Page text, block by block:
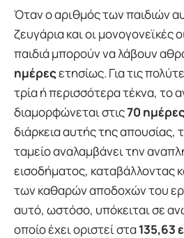
Όταν ο αριθμός των παιδιών
ζευγάρια και οι μονογονεϊκές
παιδιά μπορούν να λάβουν
ημέρεςετησίως. Για τις
τρία ή περισσότερα τέκνα, το
διαμορφώνεται στις70 ημέρες
διάρκεια αυτής της απουσίας,
ταμείο αναλαμβάνει την
εισοδήματος, καταβάλλοντας
των καθαρών αποδοχών του
αυτό, ωστόσο, υπόκειται σε
οποίο έχει οριστεί στα135,63